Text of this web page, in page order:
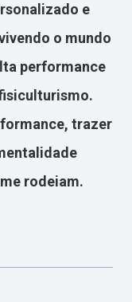
e
o mundo
performance
trazer
rodeiam.